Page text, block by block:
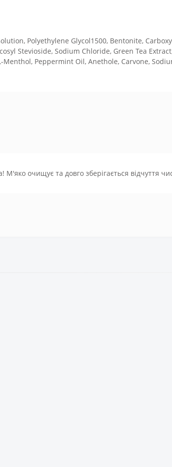
Polyethylene Glycol1500, Bentonite,
Stevioside, Sodium Chloride, Green Tea
Menthol, Peppermint Oil, Anethole, Carvone,
М'яко очищує та довго зберігається відчуття